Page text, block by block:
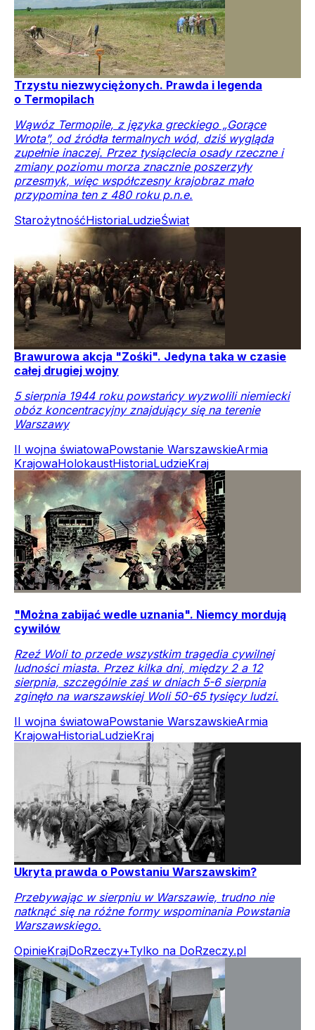
Trzystu niezwyciężonych. Prawda i legenda
o Termopilach
Wąwóz Termopile, z języka greckiego „Gorące
Wrota”, od źródła termalnych wód, dziś wygląda
zupełnie inaczej. Przez tysiąclecia osady rzeczne i
zmiany poziomu morza znacznie poszerzyły
przesmyk, więc współczesny krajobraz mało
przypomina ten z 480 roku p.n.e.
StarożytnośćHistoriaLudzieŚwiat
Brawurowa akcja "Zośki". Jedyna taka w czasie
całej drugiej wojny
5 sierpnia 1944 roku powstańcy wyzwolili niemiecki
obóz koncentracyjny znajdujący się na terenie
Warszawy
II wojna światowaPowstanie WarszawskieArmia
KrajowaHolokaustHistoriaLudzieKraj
"Można zabijać wedle uznania". Niemcy mordują
cywilów
Rzeź Woli to przede wszystkim tragedia cywilnej
ludności miasta. Przez kilka dni, między 2 a 12
sierpnia, szczególnie zaś w dniach 5-6 sierpnia
zginęło na warszawskiej Woli 50-65 tysięcy ludzi.
II wojna światowaPowstanie WarszawskieArmia
KrajowaHistoriaLudzieKraj
Ukryta prawda o Powstaniu Warszawskim?
Przebywając w sierpniu w Warszawie, trudno nie
natknąć się na różne formy wspominania Powstania
Warszawskiego.
OpinieKrajDoRzeczy+Tylko na DoRzeczy.pl